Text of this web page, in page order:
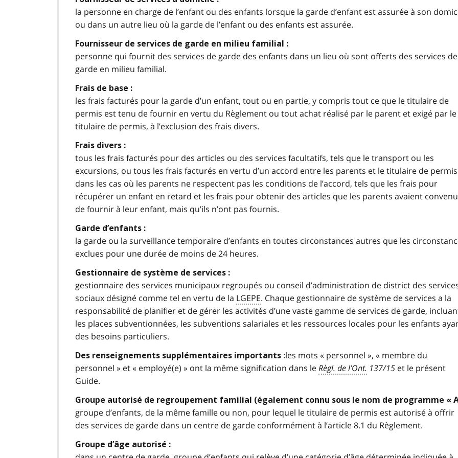
la personne en charge de l’enfant ou des enfants lorsque la garde d’enfant est assurée à son
ou dans un autre lieu où la garde de l’enfant ou des enfants est assurée.
Fournisseur de services de garde en milieu familial :
personne qui fournit des services de garde des enfants dans un lieu où sont offerts des services de
garde en milieu familial.
Frais de base :
les frais facturés pour la garde d’un enfant, tout ou en partie, y compris tout ce que le titulaire de
permis est tenu de fournir en vertu du Règlement ou tout achat réalisé par le parent et exigé par le
titulaire de permis, à l’exclusion des frais divers.
Frais divers :
tous les frais facturés pour des articles ou des services facultatifs, tels que le transport ou les
excursions, ou tous les frais facturés en vertu d’un accord entre les parents et le titulaire de permis
dans les cas où les parents ne respectent pas les conditions de l’accord, tels que les frais pour
récupérer un enfant en retard et les frais pour obtenir des articles que les parents avaient convenu
de fournir à leur enfant, mais qu’ils n’ont pas fournis.
Garde d’enfants :
la garde ou la surveillance temporaire d’enfants en toutes circonstances autres que les
exclues pour une durée de moins de 24 heures.
Gestionnaire de système de services :
gestionnaire des services municipaux regroupés ou conseil d’administration de district des
sociaux désigné comme tel en vertu de la LGEPE. Chaque gestionnaire de système de services a la
responsabilité de planifier et de gérer les activités d’une vaste gamme de services de garde,
les places subventionnées, les subventions salariales et les ressources locales pour les enfants
des besoins particuliers.
Des renseignements supplémentaires importants :les mots « personnel », « membre du
personnel » et « employé(e) » ont la même signification dans leRègl. de l’Ont. 137/15 et le présent
Guide.
Groupe autorisé de regroupement familial (également connu sous le nom de programme «
groupe d’enfants, de la même famille ou non, pour lequel le titulaire de permis est autorisé à offrir
des services de garde dans un centre de garde conformément à l’article 8.1 du Règlement.
Groupe d’âge autorisé :